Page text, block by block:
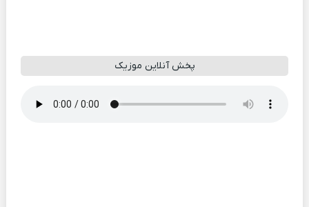
پخش آنلاین موزیک